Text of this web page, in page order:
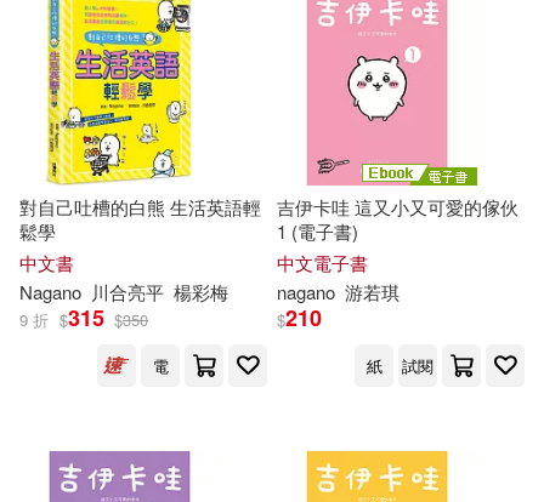
Alethea (TRN)/ Nibley(1)
Ardee(1)
Athena (TRN)/ Skarupa(1)
Bobby(1)
Bohuslav (EDT)(1)
Bohuslav (EDT)/ Nagano(1)
Bradley(1) Camille(1)
BR Klassik(1)
Nova Science Pub Inc(1)
PENTATONE(1)
Random House(1)
Singapore Univ Pr(1)
映象國際多媒體(1)
電子書 (可複選)
適合平板閱讀(9)
其他
現在可購買商品(61)
價格
範圍
對自己吐槽的白熊 生活英語輕
鬆學
中文書
Nagano 川合亮平 楊彩梅
9 折 $315 $350
電
吉伊卡哇 這又小又可愛的傢伙
1 (電子書)
中文電子書
nagano 游若琪
$210
紙 試閱